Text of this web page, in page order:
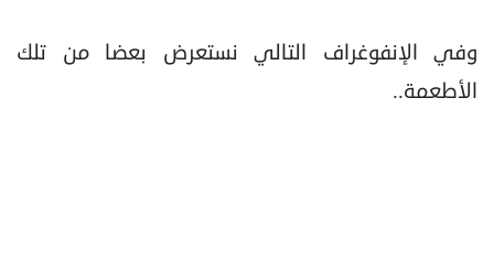
وفي الإنفوغراف التالي نستعرض بعضا من تلك
الأطعمة..